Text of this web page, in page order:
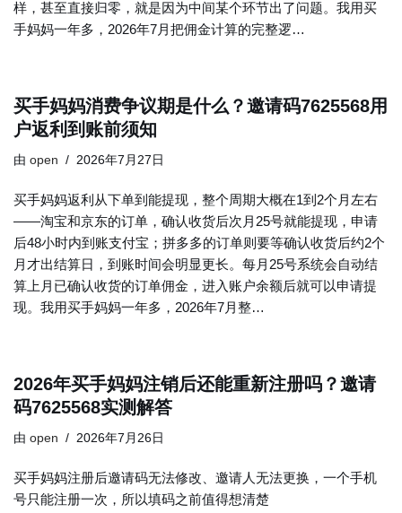
样，甚至直接归零，就是因为中间某个环节出了问题。我用买
手妈妈一年多，2026年7月把佣金计算的完整逻…
买手妈妈消费争议期是什么？邀请码7625568用
户返利到账前须知
由 open 2026年7月27日
买手妈妈返利从下单到能提现，整个周期大概在1到2个月左右
——淘宝和京东的订单，确认收货后次月25号就能提现，申请
后48小时内到账支付宝；拼多多的订单则要等确认收货后约2个
月才出结算日，到账时间会明显更长。每月25号系统会自动结
算上月已确认收货的订单佣金，进入账户余额后就可以申请提
现。我用买手妈妈一年多，2026年7月整…
2026年买手妈妈注销后还能重新注册吗？邀请
码7625568实测解答
由 open 2026年7月26日
买手妈妈注册后邀请码无法修改、邀请人无法更换，一个手机
号只能注册一次，所以填码之前值得想清楚